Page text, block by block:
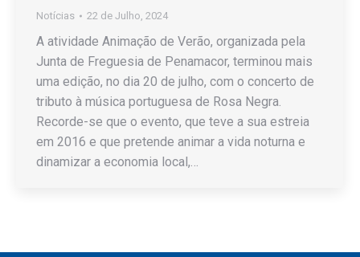
Notícias 22 de Julho, 2024
A atividade Animação de Verão, organizada pela
Junta de Freguesia de Penamacor, terminou mais
uma edição, no dia 20 de julho, com o concerto de
tributo à música portuguesa de Rosa Negra.
Recorde-se que o evento, que teve a sua estreia
em 2016 e que pretende animar a vida noturna e
dinamizar a economia local,…